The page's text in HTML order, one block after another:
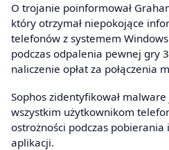
O trojanie poinformował
który otrzymał niepokojące
telefonów z systemem
podczas odpalenia pewnej gry
naliczenie opłat za połączenia
Sophos zidentyfikował
wszystkim użytkownikom
ostrożności podczas
aplikacji.